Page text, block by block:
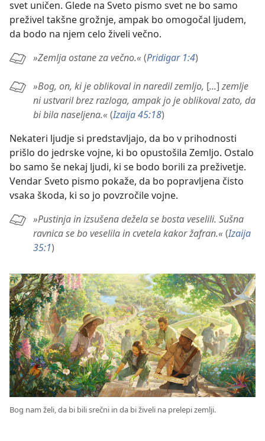
svet uničen. Glede na Sveto pismo svet ne bo samo
preživel takšne grožnje, ampak bo omogočal ljudem,
da bodo na njem celo živeli večno.
»Zemlja ostane za večno.«(Pridigar 1:4)
»Bog, on, ki je oblikoval in naredil zemljo, [...] zemlje
ni ustvaril brez razloga, ampak jo je oblikoval zato, da
bi bila naseljena.«(Izaija 45:18)
Nekateri ljudje si predstavljajo, da bo v prihodnosti
prišlo do jedrske vojne, ki bo opustošila Zemljo. Ostalo
bo samo še nekaj ljudi, ki se bodo borili za preživetje.
Vendar Sveto pismo pokaže, da bo popravljena čisto
vsaka škoda, ki so jo povzročile vojne.
»Pustinja in izsušena dežela se bosta veselili. Sušna
ravnica se bo veselila in cvetela kakor žafran.«(Izaija
35:1)
Bog nam želi, da bi bili srečni in da bi živeli na prelepi zemlji.